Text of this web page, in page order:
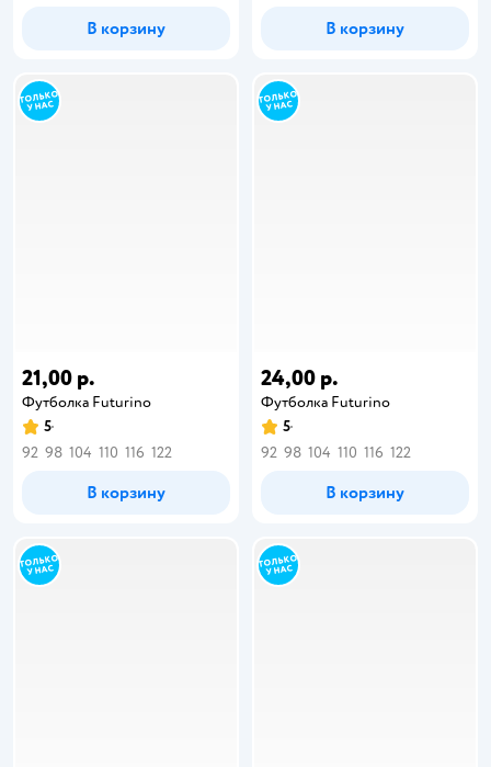
В корзину В корзину
21,00 р.
Футболка Futurino
5
92 98 104 110 116 122
В корзину
24,00 р.
Футболка Futurino
5
92 98 104 110 116 122
В корзину